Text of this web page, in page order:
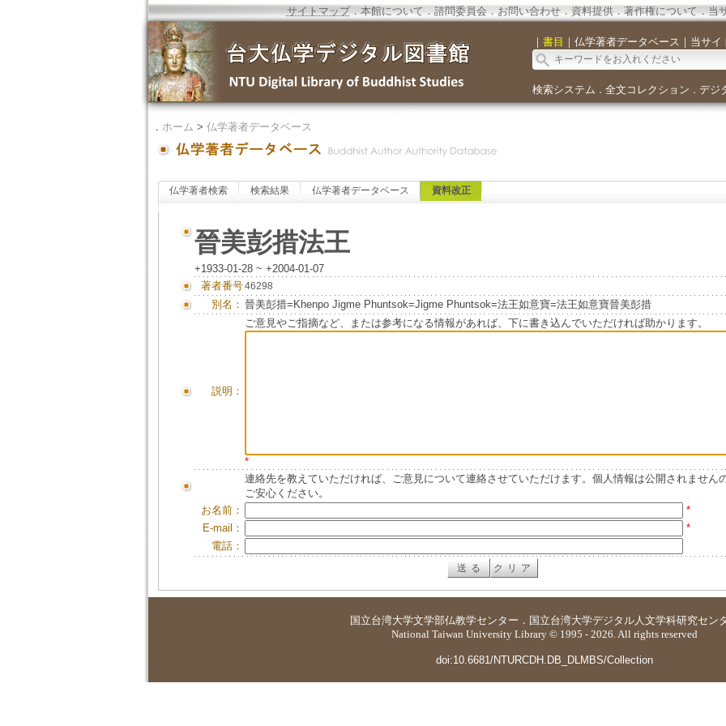
サイトマップ．本館について．諮問委員会． お問い合わせ． 資料提供．著作権について．当
｜ 書目 ｜ 仏学著者データベース ｜ 当サイ
検索システム ． 全文コレクション ． デジ
． ホーム > 仏学著者データベース
仏学著者検索 検索結果 仏学著者データベース 資料改正
晉美彭措法王
+1933-01-28 ~ +2004-01-07
著者番号46298
別名： 晉美彭措=Khenpo Jigme Phuntsok=Jigme Phuntsok=法王如意寶=法王如意寶晉美彭措
説明：
ご意見やご指摘など、または参考になる情報があれば、下に書き込んでいただければ助かります。
*
連絡先を教えていただければ、ご意見について連絡させていただけます。個人情報は公開されません
ご安心ください。
お名前：
*
E-mail：
*
電話：
国立台湾大学文学部仏教学センター ． 国立台湾大学デジタル人文学科研究セン
National Taiwan University Library © 1995 - 2026. All rights reserved
doi:10.6681/NTURCDH.DB_DLMBS/Collection